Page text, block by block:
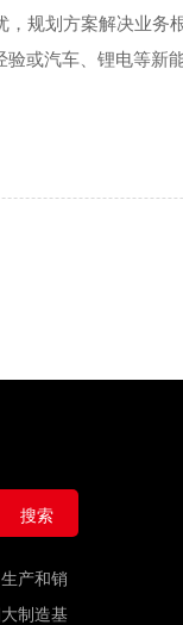
，规划方案解决业务
或汽车、锂电等新
搜索
产和销
制造基